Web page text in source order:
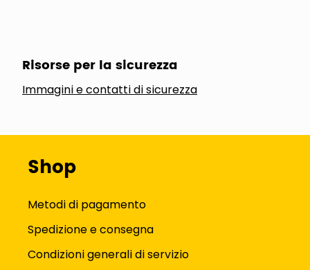
Risorse per la sicurezza
Immagini e contatti di sicurezza
Shop
Metodi di pagamento
Spedizione e consegna
Condizioni generali di servizio